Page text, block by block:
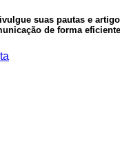
suas pautas e
de forma eficiente